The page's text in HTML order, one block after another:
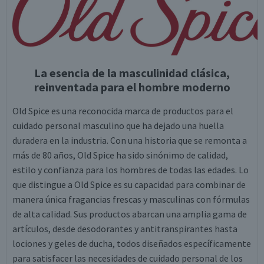
La esencia de la masculinidad clásica,
reinventada para el hombre moderno
Old Spice es una reconocida marca de productos para el
cuidado personal masculino que ha dejado una huella
duradera en la industria. Con una historia que se remonta a
más de 80 años, Old Spice ha sido sinónimo de calidad,
estilo y confianza para los hombres de todas las edades. Lo
que distingue a Old Spice es su capacidad para combinar de
manera única fragancias frescas y masculinas con fórmulas
de alta calidad. Sus productos abarcan una amplia gama de
artículos, desde desodorantes y antitranspirantes hasta
lociones y geles de ducha, todos diseñados específicamente
para satisfacer las necesidades de cuidado personal de los